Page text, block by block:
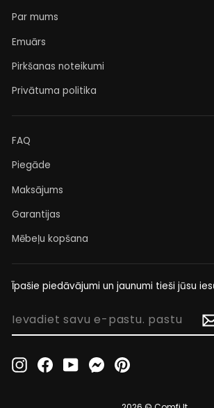
Par mums
Emuārs
Pirkšanas noteikumi
Privātuma politika
FAQ
Piegāde
Maksājums
Garantijas
Mēbeļu kopšana
Īpašie piedāvājumi un jaunumi tieši jūsu
IEVADIET
PASTU.InstagramFacebookYouTubeMessenger